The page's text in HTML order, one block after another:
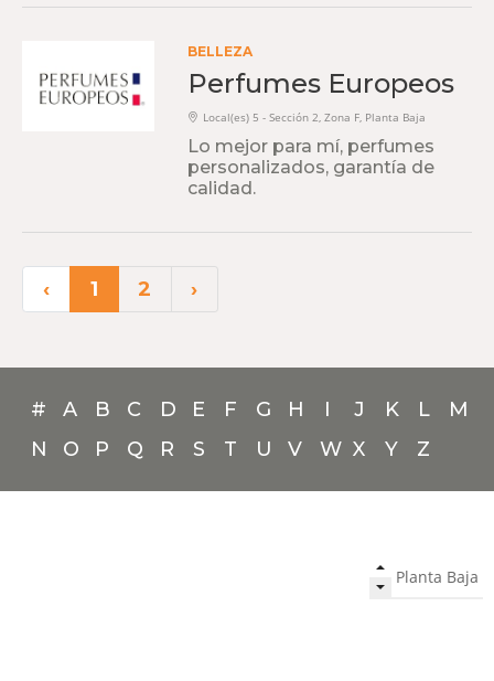
BELLEZA
Perfumes Europeos
Local(es) 5 - Sección 2, Zona F, Planta Baja
Lo mejor para mí, perfumes
personalizados, garantía de
calidad.
‹ 1 2 ›
# A B C D E F G H I J K L
M
N
O P Q R S T U V W X Y Z